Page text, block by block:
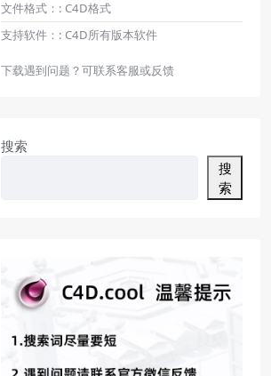
文件格式：: C4D格式
支持软件：: C4D所有版本软件
下载遇到问题？可联系客服或反馈
搜索
搜
索